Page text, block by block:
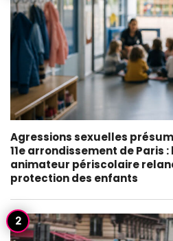
Agressions sexuelles
11e arrondissement de Paris :
animateur périscolaire
protection des enfants